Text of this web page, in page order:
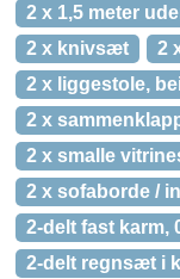
2 x 1,5 meter
2 x knivsæt
2
2 x liggestole,
2 x
2 x smalle
2 x sofaborde /
2-delt fast karm,
2-delt regnsæt i